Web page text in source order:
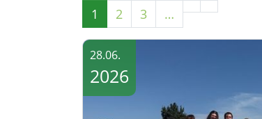
1 2 3 …
28.06.
2026